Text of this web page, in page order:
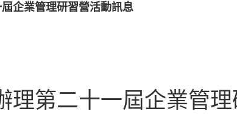
企業管理研習營活動訊息
理第二十一屆企業管